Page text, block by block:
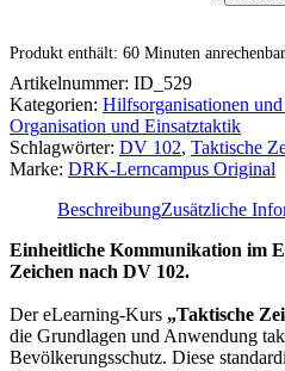
102)
Menge
Produkt enthält: 60 Minuten
Artikelnummer: ID_529
Kategorien: Hilfsorganisationen
Organisation und Einsatztaktik
Schlagwörter: DV 102, Taktische
Marke: DRK-Lerncampus Original
BeschreibungZusätzliche
Einheitliche Kommunikation im
Zeichen nach DV 102.
Der eLearning-Kurs „Taktische
die Grundlagen und Anwendung
Bevölkerungsschutz. Diese